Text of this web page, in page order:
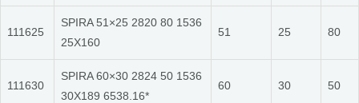
111625
SPIRA 51×25 2820 80 1536
25X160
51 25 80
111630
SPIRA 60×30 2824 50 1536
30X189 6538.16*
60 30 50